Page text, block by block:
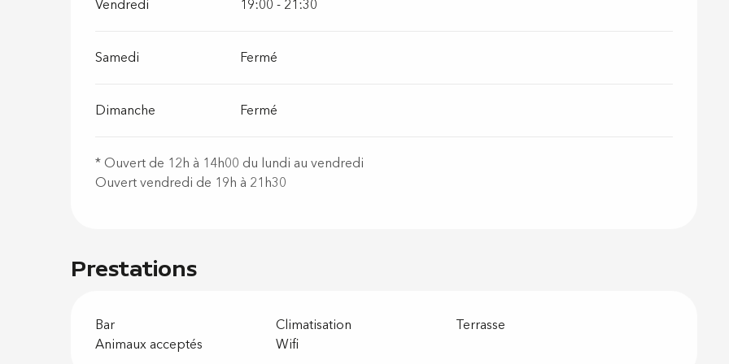
Prestations
Bar Climatisation
Terrasse
Animaux acceptés
Wifi
Vendredi 19:00 - 21:30
Samedi Fermé
Dimanche Fermé
* Ouvert de 12h à 14h00 du lundi au vendredi
Ouvert vendredi de 19h à 21h30